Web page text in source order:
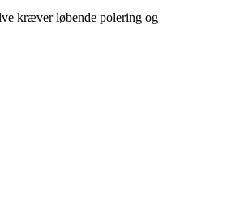
kræver løbende polering og